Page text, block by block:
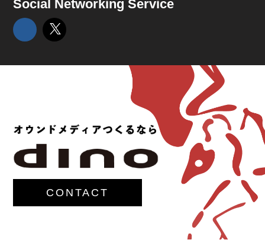
Social Networking Service
CONTACT